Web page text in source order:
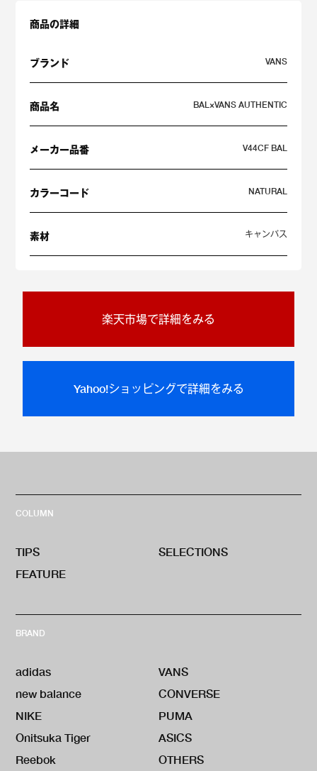
商品の詳細
ブランド VANS
商品名 BAL×VANS AUTHENTIC
メーカー品番 V44CF BAL
カラーコード NATURAL
素材 キャンバス
楽天市場で詳細をみる
Yahoo!ショッピングで詳細をみる
COLUMN
TIPS
SELECTIONS
FEATURE
BRAND
adidas
VANS
new balance
CONVERSE
NIKE
PUMA
Onitsuka Tiger
ASICS
Reebok
OTHERS